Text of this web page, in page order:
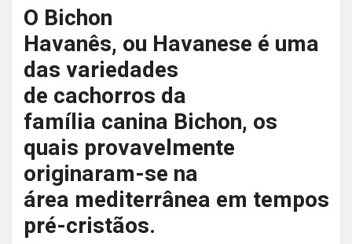
O Bichon
Havanês, ou Havanese é uma
das variedades
de cachorros da
família canina Bichon, os
quais provavelmente
originaram-se na
área mediterrânea em tempos
pré-cristãos.